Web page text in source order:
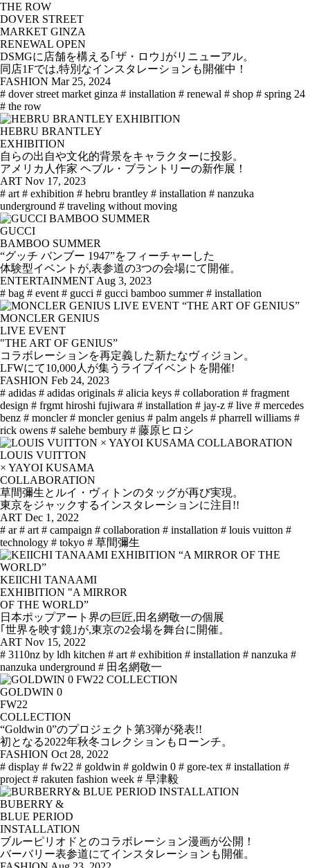
THE ROW
DOVER STREET
MARKET GINZA
RENEWAL OPEN
DSMGに店舗を構える｢ザ・ロウ｣がリニューアル。
同店1Fでは,特別なインスタレーションも開催中！
FASHION Mar 25, 2024
# dover street market ginza # installation # renewal # shop # spring 24
# the row
HEBRU BRANTLEY
EXHIBITION
自らの出自や文化的背景をキャラクターに投影。
アメリカ人作家 ヘブル・ブラントリーの新作展！
ART Nov 17, 2023
# art # exhibition # hebru brantley # installation # nanzuka
underground # traveling without moving
GUCCI
BAMBOO SUMMER
“グッチ バンブー 1947”をフィーチャーした
体験型イベントが,表参道の3つの会場にて開催。
ENTERTAINMENT Aug 3, 2023
# bag # event # gucci # gucci bamboo summer # installation
MONCLER GENIUS
LIVE EVENT
"THE ART OF GENIUS”
コラボレーションを再定義した新たなヴィジョン。
LFWにて10,000人が集うライブイベントを開催!
FASHION Feb 24, 2023
# adidas # adidas originals # alicia keys # collaboration # fragment
design # frgmt hiroshi fujiwara # installation # jay-z # live # mercedes
benz # moncler # moncler genius # palm angels # pharrell williams #
rick owens # salehe bembury # 藤原ヒロシ
LOUIS VUITTON
× YAYOI KUSAMA
COLLABORATION
草間彌生とルイ・ヴィトンのタッグが再び実現。
東京をジャックするインスタレーションに注目!!
ART Dec 1, 2022
# ar # art # campaign # collaboration # installation # louis vuitton #
technology # tokyo # 草間彌生
KEIICHI TANAAMI
EXHIBITION "A MIRROR
OF THE WORLD”
日本ポップアート界の巨匠,田名網敬一の個展
｢世界を映す鏡｣が,東京の2会場を舞台に開催。
ART Nov 15, 2022
# 3110nz by ldh kitchen # art # exhibition # installation # nanzuka #
nanzuka underground # 田名網敬一
GOLDWIN 0
FW22
COLLECTION
“Goldwin 0”のプロジェクト第3弾が発表!!
初となる2022年秋冬コレクションもローンチ。
FASHION Oct 28, 2022
# display # fw22 # goldwin # goldwin 0 # gore-tex # installation #
project # rakuten fashion week # 早津毅
BUBERRY &
BLUE PERIOD
INSTALLATION
ブルーピリオドとのコラボレーション漫画が公開！
バーバリー表参道にてインスタレーションも開催。